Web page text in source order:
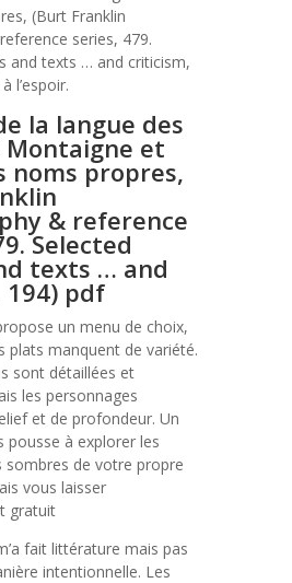
(Burt Franklin
series, 479.
and texts … and criticism,
l’espoir.
la langue des
Montaigne et
noms propres,
& reference
Selected
texts … and
pdf
un menu de choix,
plats manquent de variété.
sont détaillées et
les personnages
et de profondeur. Un
pousse à explorer les
sombres de votre propre
vous laisser
gratuit
fait littérature mais pas
intentionnelle. Les